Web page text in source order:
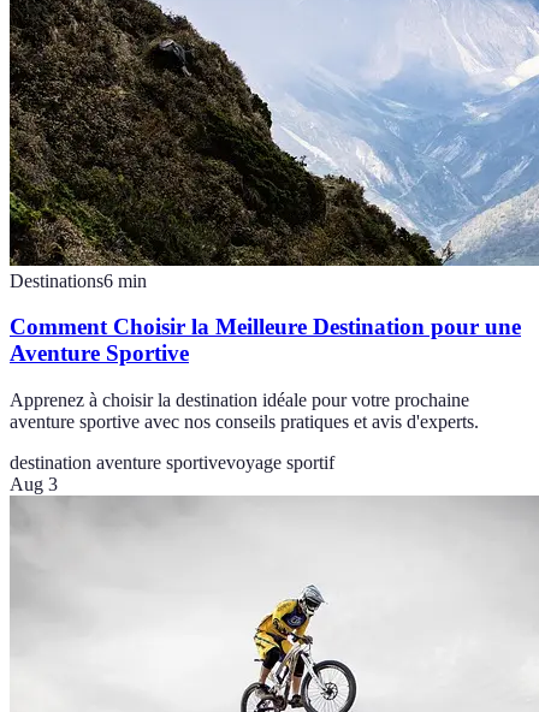
Destinations6 min
Comment Choisir la Meilleure Destination pour une
Aventure Sportive
Apprenez à choisir la destination idéale pour votre prochaine
aventure sportive avec nos conseils pratiques et avis d'experts.
destination aventure sportivevoyage sportif
Aug 3